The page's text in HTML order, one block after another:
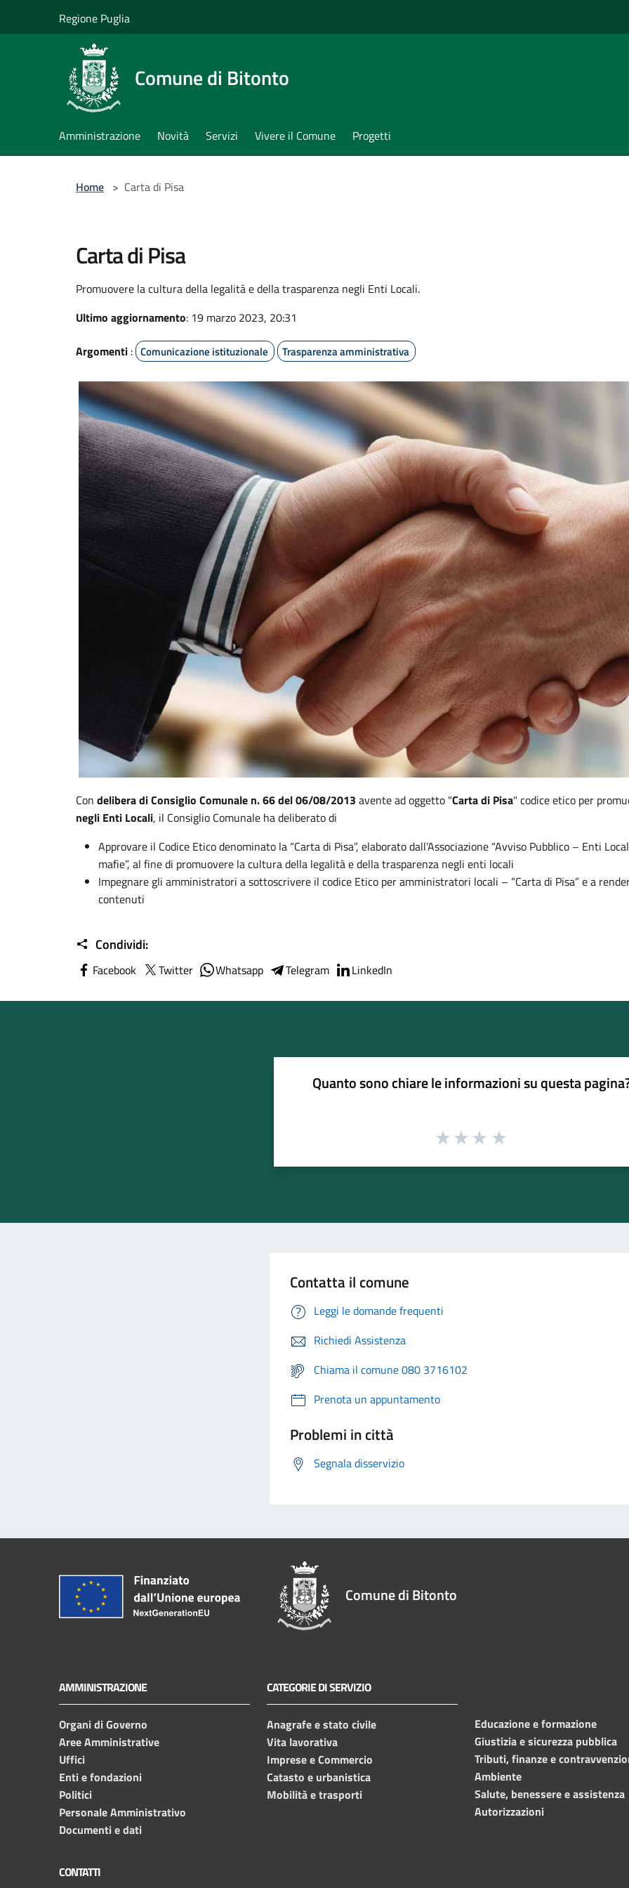
Regione Puglia
Comune di Bitonto
Amministrazione Novità Servizi Vivere il Comune Progetti
Home > Carta di Pisa
Carta di Pisa
Promuovere la cultura della legalità e della trasparenza negli Enti Locali.
Ultimo aggiornamento: 19 marzo 2023, 20:31
Argomenti : Comunicazione istituzionale Trasparenza amministrativa
Con delibera di Consiglio Comunale n. 66 del 06/08/2013 avente ad oggetto "Carta di Pisa" codice etico per
negli Enti Locali, il Consiglio Comunale ha deliberato di
Approvare il Codice Etico denominato la “Carta di Pisa”, elaborato dall’Associazione “Avviso Pubblico – Enti
mafie”, al fine di promuovere la cultura della legalità e della trasparenza negli enti locali
Impegnare gli amministratori a sottoscrivere il codice Etico per amministratori locali – “Carta di Pisa” e a
contenuti
Condividi:
Facebook Twitter Whatsapp Telegram LinkedIn
Quanto sono chiare le informazioni su questa
Contatta il comune
Leggi le domande frequenti
Richiedi Assistenza
Chiama il comune 080 3716102
Prenota un appuntamento
Problemi in città
Segnala disservizio
Comune di Bitonto
AMMINISTRAZIONE
Organi di Governo
Aree Amministrative
Uffici
Enti e fondazioni
Politici
Personale Amministrativo
Documenti e dati
CATEGORIE DI SERVIZIO
Anagrafe e stato civile
Vita lavorativa
Imprese e Commercio
Catasto e urbanistica
Mobilità e trasporti
Educazione e formazione
Giustizia e sicurezza pubblica
Tributi, finanze e
Ambiente
Salute, benessere e assistenza
Autorizzazioni
CONTATTI